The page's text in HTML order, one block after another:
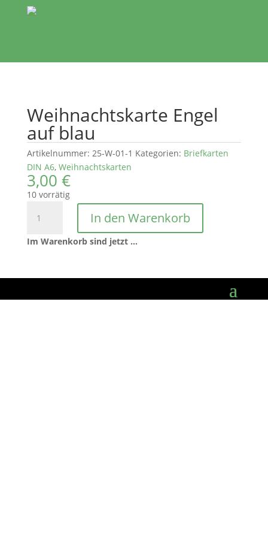
Weihnachtskarte Engel
auf blau
Artikelnummer: 25-W-01-1 Kategorien: Briefkarten
DIN A6, Weihnachtskarten
3,00 €
10 vorrätig
Weihnachtskarte
Engel
In den Warenkorb
Im Warenkorb sind jetzt …